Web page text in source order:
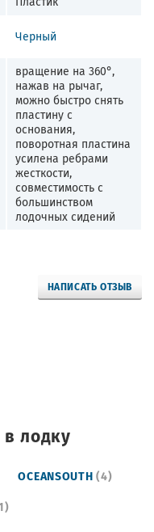
НАПИСАТЬ ОТЗЫВ
Черный
вращение на 360°,
нажав на рычаг,
можно быстро снять
пластину с
основания,
поворотная пластина
усилена ребрами
жесткости,
совместимость с
большинством
лодочных сидений
лодку
OCEANSOUTH (4)